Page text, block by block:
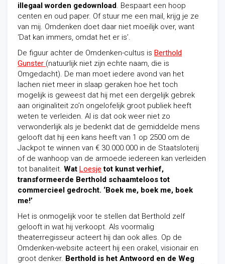
illegaal worden gedownload. Bespaart een hoop
centen en oud paper. Of stuur me een mail, krijg je ze
van mij. Omdenken doet daar niet moeilijk over, want
‘Dat kan immers, omdat het er is’.
De figuur achter de Omdenken-cultus is Berthold
Gunster (natuurlijk niet zijn echte naam, die is
Omgedacht). De man moet iedere avond van het
lachen niet meer in slaap geraken hoe het toch
mogelijk is geweest dat hij met een dergelijk gebrek
aan originaliteit zo’n ongelofelijk groot publiek heeft
weten te verleiden. Al is dat ook weer niet zo
verwonderlijk als je bedenkt dat de gemiddelde mens
gelooft dat hij een kans heeft van 1 op 2500 om de
Jackpot te winnen van € 30.000.000 in de Staatsloterij
of de wanhoop van de armoede iedereen kan verleiden
tot banaliteit. Wat Loesje tot kunst verhief,
transformeerde Berthold schaamteloos tot
commercieel gedrocht. ‘Boek me, boek me, boek
me!’
Het is onmogelijk voor te stellen dat Berthold zelf
gelooft in wat hij verkoopt. Als voormalig
theaterregisseur acteert hij dan ook alles. Op de
Omdenken-website acteert hij een orakel, visionair en
groot denker. Berthold is het Antwoord en de Weg